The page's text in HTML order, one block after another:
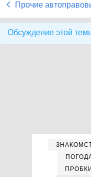
Прочие
Обсуждение этой